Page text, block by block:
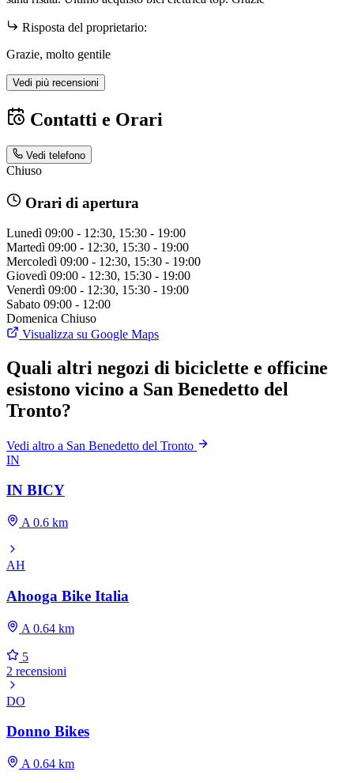
Risposta del proprietario:
Grazie, molto gentile
Vedi più recensioni
Contatti e Orari
Vedi telefono
Chiuso
Orari di apertura
Lunedì 09:00 - 12:30, 15:30 - 19:00
Martedì 09:00 - 12:30, 15:30 - 19:00
Mercoledì 09:00 - 12:30, 15:30 - 19:00
Giovedì 09:00 - 12:30, 15:30 - 19:00
Venerdì 09:00 - 12:30, 15:30 - 19:00
Sabato 09:00 - 12:00
Domenica Chiuso
Visualizza su Google Maps
Quali altri negozi di biciclette e officine
esistono vicino a San Benedetto del
Tronto?
Vedi altro a San Benedetto del Tronto
IN
IN BICY
A 0.6 km
AH
Ahooga Bike Italia
A 0.64 km
5
2 recensioni
DO
Donno Bikes
A 0.64 km